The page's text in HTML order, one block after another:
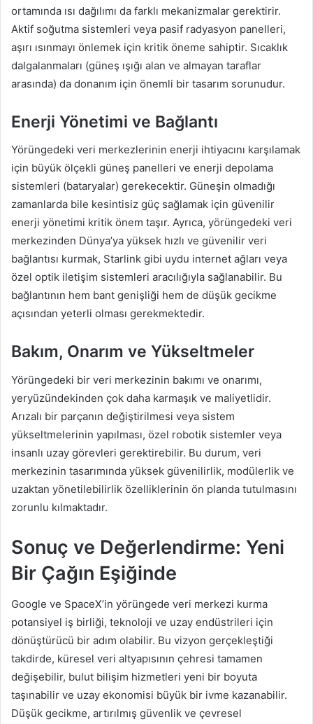
ortamında ısı dağılımı da farklı mekanizmalar gerektirir.
Aktif soğutma sistemleri veya pasif radyasyon panelleri,
aşırı ısınmayı önlemek için kritik öneme sahiptir. Sıcaklık
dalgalanmaları (güneş ışığı alan ve almayan taraflar
arasında) da donanım için önemli bir tasarım sorunudur.
Enerji Yönetimi ve Bağlantı
Yörüngedeki veri merkezlerinin enerji ihtiyacını karşılamak
için büyük ölçekli güneş panelleri ve enerji depolama
sistemleri (bataryalar) gerekecektir. Güneşin olmadığı
zamanlarda bile kesintisiz güç sağlamak için güvenilir
enerji yönetimi kritik önem taşır. Ayrıca, yörüngedeki veri
merkezinden Dünya’ya yüksek hızlı ve güvenilir veri
bağlantısı kurmak, Starlink gibi uydu internet ağları veya
özel optik iletişim sistemleri aracılığıyla sağlanabilir. Bu
bağlantının hem bant genişliği hem de düşük gecikme
açısından yeterli olması gerekmektedir.
Bakım, Onarım ve Yükseltmeler
Yörüngedeki bir veri merkezinin bakımı ve onarımı,
yeryüzündekinden çok daha karmaşık ve maliyetlidir.
Arızalı bir parçanın değiştirilmesi veya sistem
yükseltmelerinin yapılması, özel robotik sistemler veya
insanlı uzay görevleri gerektirebilir. Bu durum, veri
merkezinin tasarımında yüksek güvenilirlik, modülerlik ve
uzaktan yönetilebilirlik özelliklerinin ön planda tutulmasını
zorunlu kılmaktadır.
Sonuç ve Değerlendirme: Yeni
Bir Çağın Eşiğinde
Google ve SpaceX’in yörüngede veri merkezi kurma
potansiyel iş birliği, teknoloji ve uzay endüstrileri için
dönüştürücü bir adım olabilir. Bu vizyon gerçekleştiği
takdirde, küresel veri altyapısının çehresi tamamen
değişebilir, bulut bilişim hizmetleri yeni bir boyuta
taşınabilir ve uzay ekonomisi büyük bir ivme kazanabilir.
Düşük gecikme, artırılmış güvenlik ve çevresel